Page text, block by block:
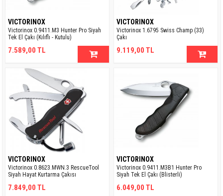
VICTORINOX
Victorinox 0.9411.M3 Hunter Pro Siyah
Tek El Çakı (Kılıflı - Kutulu)
7.589,00 TL
VICTORINOX
Victorinox 1.6795 Swiss Champ (33)
Çakı
9.119,00 TL
VICTORINOX
Victorinox 0.8623.MWN.3 RescueTool
Siyah Hayat Kurtarma Çakısı
7.849,00 TL
VICTORINOX
Victorinox 0.9411.M3B1 Hunter Pro
Siyah Tek El Çakı (Blisterli)
6.049,00 TL